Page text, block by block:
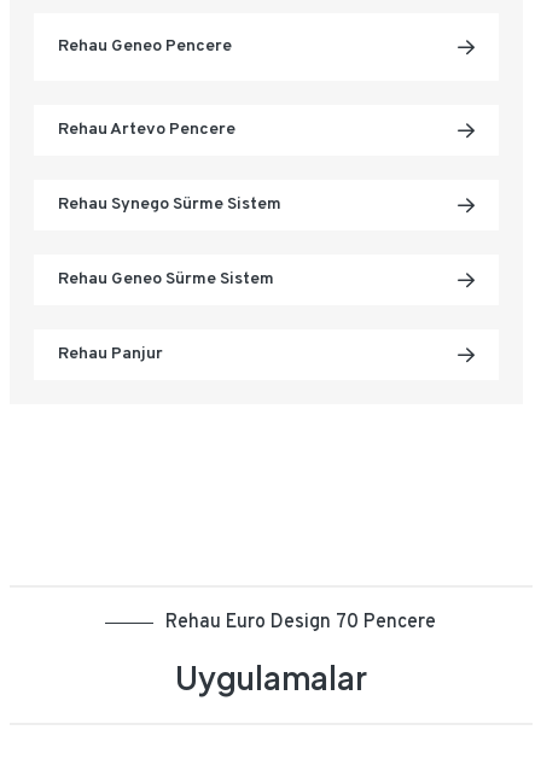
Rehau Geneo Pencere
Rehau Artevo Pencere
Rehau Synego Sürme Sistem
Rehau Geneo Sürme Sistem
Rehau Panjur
Rehau Euro Design 70 Pencere
Uygulamalar